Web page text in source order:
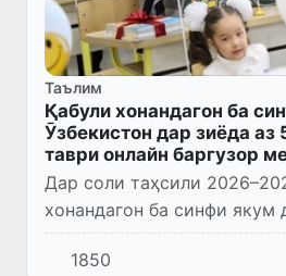
Таълим
Қабули хонандагон ба
Ӯзбекистон дар зиёда аз
таври онлайн баргузор
Дар соли таҳсили
хонандагон ба синфи якум
мактаби Ӯзбекистон ба
ташкил карда мешавад.
1850